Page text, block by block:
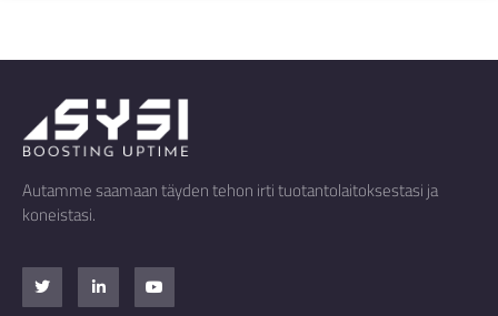
Autamme saamaan täyden tehon irti tuotantolaitoksestasi ja
koneistasi.